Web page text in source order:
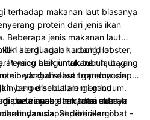
terhadap makanan laut biasanya
protein dari jenis ikan
Beberapa jenis makanan laut
alergi adalah udang, lobster,
Pemicu alergi makanan laut yang
yang disebut tropomyosin.
berperan dalam memicu
kinase dan rantai cahaya
kandungan karbohidrat
yang baik untuk tubuh, bagi
berbahan dasar gandum dapat
yang disebut alergi gandum.
pada anak-anak, dan akan
usia. Seperti alergi
yang terutama adalah
dan dapat diberikan obat -